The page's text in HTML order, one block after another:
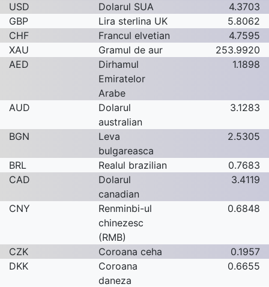
USD
Dolarul SUA
4.3703
GBP
Lira sterlina UK
5.8062
CHF
Francul elvetian
4.7595
XAU
Gramul de aur
253.9920
AED
Dirhamul
Emiratelor
Arabe
1.1898
AUD
Dolarul
australian
3.1283
BGN
Leva
bulgareasca
2.5305
BRL Realul brazilian
0.7683
CAD
Dolarul
canadian
3.4119
CNY
Renminbi-ul
chinezesc
(RMB)
0.6848
CZK Coroana ceha
0.1957
DKK
Coroana
daneza
0.6655